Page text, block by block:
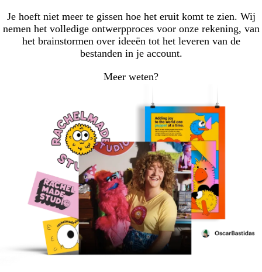
Je hoeft niet meer te gissen hoe het eruit komt te zien. Wij
nemen het volledige ontwerpproces voor onze rekening, van
het brainstormen over ideeën tot het leveren van de
bestanden in je account.
Meer weten?